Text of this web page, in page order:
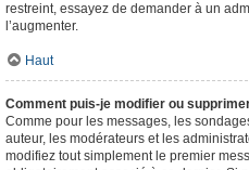
restreint, essayez de demander à un
l’augmenter.
Haut
Comment puis-je modifier ou
Comme pour les messages, les
auteur, les modérateurs et les
modifiez tout simplement le premier